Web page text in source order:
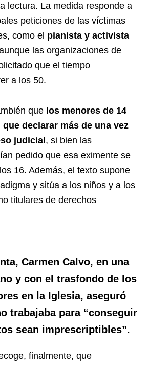
lectura. La medida responde a
peticiones de las víctimas
como el pianista y activista
las organizaciones de
que el tiempo
a los 50.
que los menores de 14
declarar más de una vez
judicial , si bien las
pedido que esa eximente se
16. Además, el texto supone
y sitúa a los niños y a los
titulares de derechos
Carmen Calvo, en una
y con el trasfondo de los
en la Iglesia, aseguró
trabajaba para “conseguir
sean imprescriptibles”.
finalmente, que